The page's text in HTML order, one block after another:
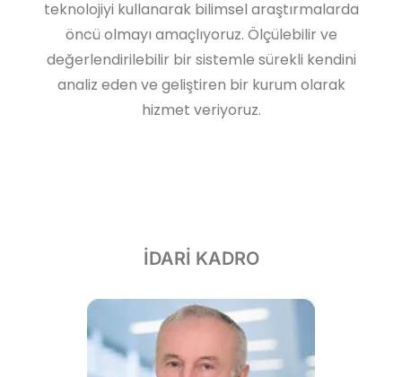
teknolojiyi kullanarak bilimsel araştırmalarda
öncü olmayı amaçlıyoruz. Ölçülebilir ve
değerlendirilebilir bir sistemle sürekli kendini
analiz eden ve geliştiren bir kurum olarak
hizmet veriyoruz.
İDARİ KADRO